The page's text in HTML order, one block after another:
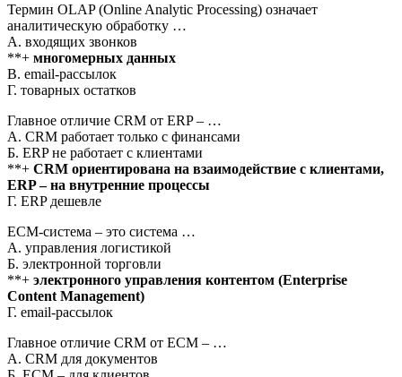
Термин OLAP (Online Analytic Processing) означает
аналитическую обработку …
А. входящих звонков
**+ многомерных данных
В. email-рассылок
Г. товарных остатков
Главное отличие CRM от ERP – …
А. CRM работает только с финансами
Б. ERP не работает с клиентами
**+ CRM ориентирована на взаимодействие с клиентами,
ERP – на внутренние процессы
Г. ERP дешевле
ECM-система – это система …
А. управления логистикой
Б. электронной торговли
**+ электронного управления контентом (Enterprise
Content Management)
Г. email-рассылок
Главное отличие CRM от ECM – …
А. CRM для документов